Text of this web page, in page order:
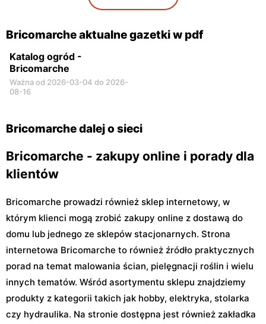
Biała Podlaska, ul.
Sportowa 6
Ostrowiec Świętokrzyski,
ul. Jana Kilińskiego 22 F
Bricomarche aktualne gazetki w pdf
Katalog ogród -
Bricomarche
Ważna od 2026-03-04 do 2026-
08-16
Bricomarche dalej o sieci
Bricomarche - zakupy online i porady dla
klientów
Bricomarche prowadzi również sklep internetowy, w
którym klienci mogą zrobić zakupy online z dostawą do
domu lub jednego ze sklepów stacjonarnych. Strona
internetowa Bricomarche to również źródło praktycznych
porad na temat malowania ścian, pielęgnacji roślin i wielu
innych tematów. Wśród asortymentu sklepu znajdziemy
produkty z kategorii takich jak hobby, elektryka, stolarka
czy hydraulika. Na stronie dostępna jest również zakładka